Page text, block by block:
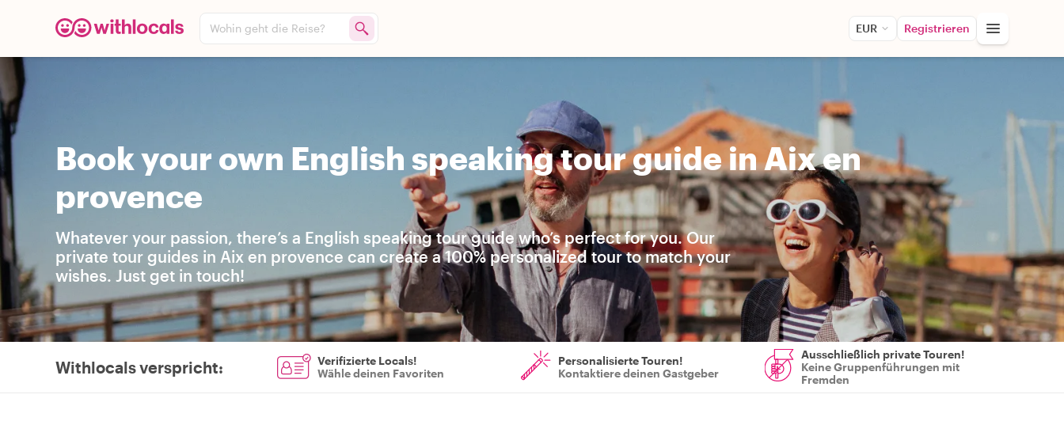
Wohin geht die Reise? EUR Registrieren
Book your own English speaking tour guide in Aix en
provence
Whatever your passion, there’s a English speaking tour guide who’s perfect for you. Our
private tour guides in Aix en provence can create a 100% personalized tour to match your
wishes. Just get in touch!
Withlocals verspricht:
Verifizierte Locals!
Wähle deinen Favoriten
Personalisierte Touren!
Kontaktiere deinen Gastgeber
Ausschließlich private Touren!
Keine Gruppenführungen mit
Fremden